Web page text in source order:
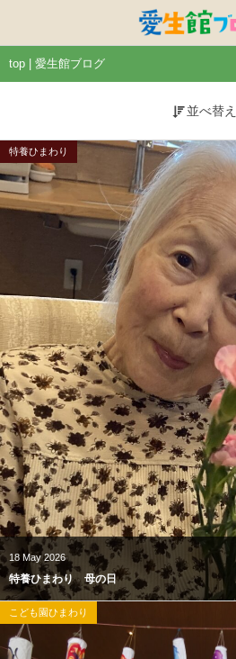
top | 愛生館ブログ
並べ替え
特養ひまわり
18 May 2026
特養ひまわり 母の日
こども園ひまわり
病院デイケアセンター
しんかわ訪問看護ST
訪問リハビリセンター
特別養護老人ホームひまわり
DSひまわり
HSひまわり
CPひまわり
特別養護老人ホームひまわり・安城
CPひまわり・安城
小規模ひまわり・福釜
ひよこっこ
碧カレッジ
さんさん
ハーモニーホール
イベント
採用に関する事